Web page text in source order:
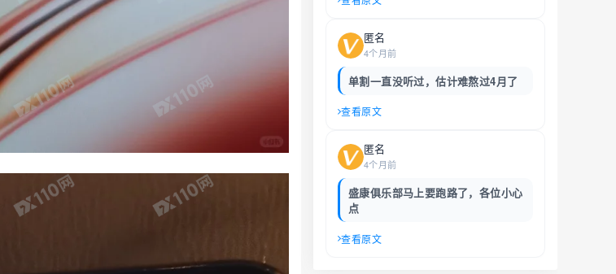
匿名
4个月前
单割一直没听过，估计难熬过4月了
查看原文
匿名
4个月前
盛康俱乐部马上要跑路了，各位小心
点
查看原文